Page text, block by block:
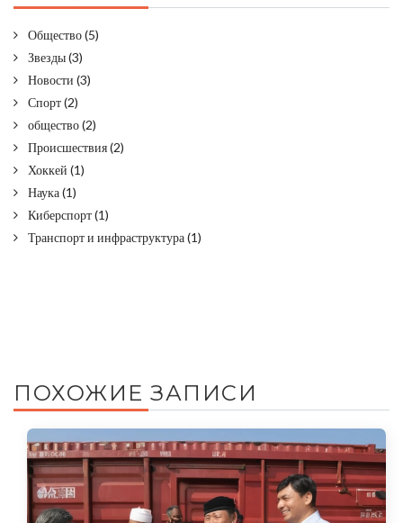
Общество(5)
Звезды(3)
Новости (3)
Спорт(2)
общество(2)
Происшествия(2)
Хоккей (1)
Наука(1)
Киберспорт(1)
Транспорт и инфраструктура(1)
ПОХОЖИЕ ЗАПИСИ